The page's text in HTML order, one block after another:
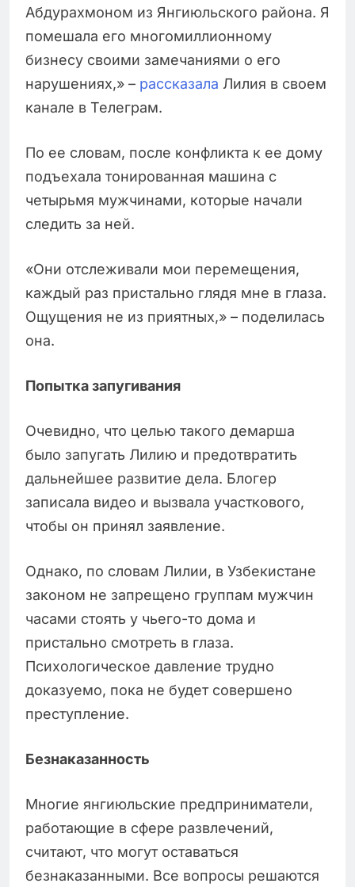
Абдурахмоном из Янгиюльского района. Я
помешала его многомиллионному
бизнесу своими замечаниями о его
нарушениях,» – рассказала Лилия в своем
канале в Телеграм.
По ее словам, после конфликта к ее дому
подъехала тонированная машина с
четырьмя мужчинами, которые начали
следить за ней.
«Они отслеживали мои перемещения,
каждый раз пристально глядя мне в глаза.
Ощущения не из приятных,» – поделилась
она.
Попытка запугивания
Очевидно, что целью такого демарша
было запугать Лилию и предотвратить
дальнейшее развитие дела. Блогер
записала видео и вызвала участкового,
чтобы он принял заявление.
Однако, по словам Лилии, в Узбекистане
законом не запрещено группам мужчин
часами стоять у чьего-то дома и
пристально смотреть в глаза.
Психологическое давление трудно
доказуемо, пока не будет совершено
преступление.
Безнаказанность
Многие янгиюльские предприниматели,
работающие в сфере развлечений,
считают, что могут оставаться
безнаказанными. Все вопросы решаются